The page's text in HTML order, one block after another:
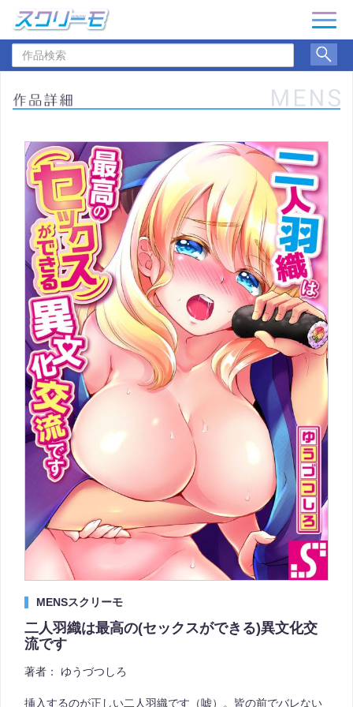
品
索
ナ
ゲ
ー
ョ
ン
MENSスクリーモ
二人羽織は最高の(セックスができる)異文化交
流です
著者： ゆうづつしろ
挿入するのが正しい二人羽織です（嘘）。皆の前でバレない